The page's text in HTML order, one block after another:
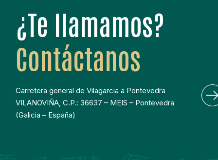
¿Te llamamos?
Contáctanos
Carretera general de Vilagarcia a Pontevedra
VILANOVIÑA, C.P.: 36637 – MEIS – Pontevedra
(Galicia – España)